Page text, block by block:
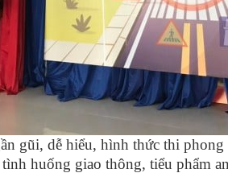
gũi, dễ hiểu, hình thức thi
huống giao thông, tiểu phẩm